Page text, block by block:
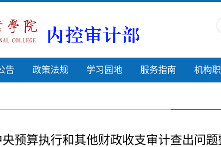
告 政策法规 学习园地 服务指南 机构
央预算执行和其他财政收支审计查出问